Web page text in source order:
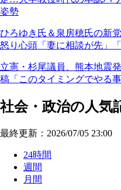
姿勢
ひろゆき氏＆泉房穂氏の新
怒り心頭「妻に相談が先」
立憲・杉尾議員、熊本地震
稿「このタイミングでやる
社会・政治の人気
最終更新：2026/07/05 23:00
24時間
週間
月間